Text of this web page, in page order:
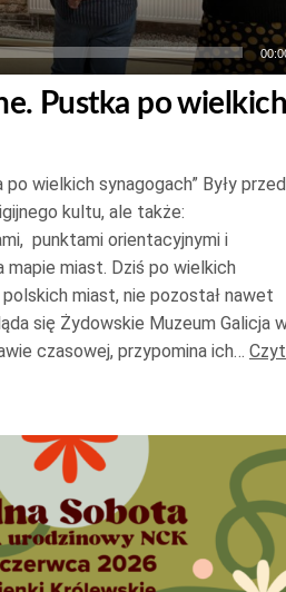
Pustka po wielkich
wielkich synagogach” Były
kultu, ale także:
punktami orientacyjnymi i
mapie miast. Dziś po wielkich
miast, nie pozostał nawet
się Żydowskie Muzeum Galicja
czasowej, przypomina ich…